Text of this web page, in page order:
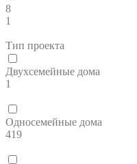
8
1
Тип проекта
Двухсемейные дома
1
Односемейные дома
419